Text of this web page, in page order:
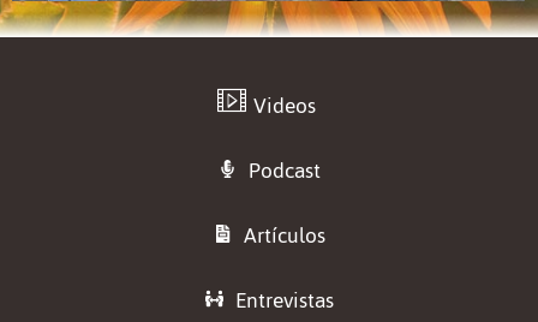
Videos
Podcast
Artículos
Entrevistas